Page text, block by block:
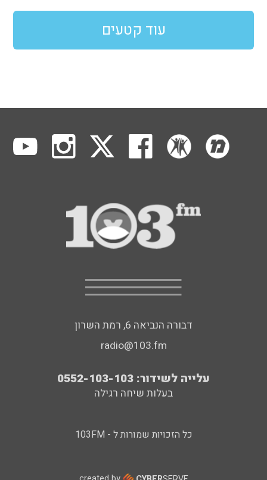
עוד קטעים
דבורה הנביאה 6, רמת השרון
radio@103.fm
עלייה לשידור: 0552-103-103
בעלות שיחה רגילה
כל הזכויות שמורות ל - 103FM